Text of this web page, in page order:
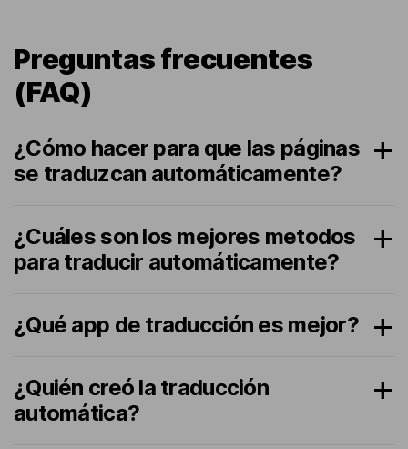
Preguntas frecuentes
(FAQ)
¿Cómo hacer para que las páginas
se traduzcan automáticamente?
¿Cuáles son los mejores metodos
para traducir automáticamente?
¿Qué app de traducción es mejor?
¿Quién creó la traducción
automática?